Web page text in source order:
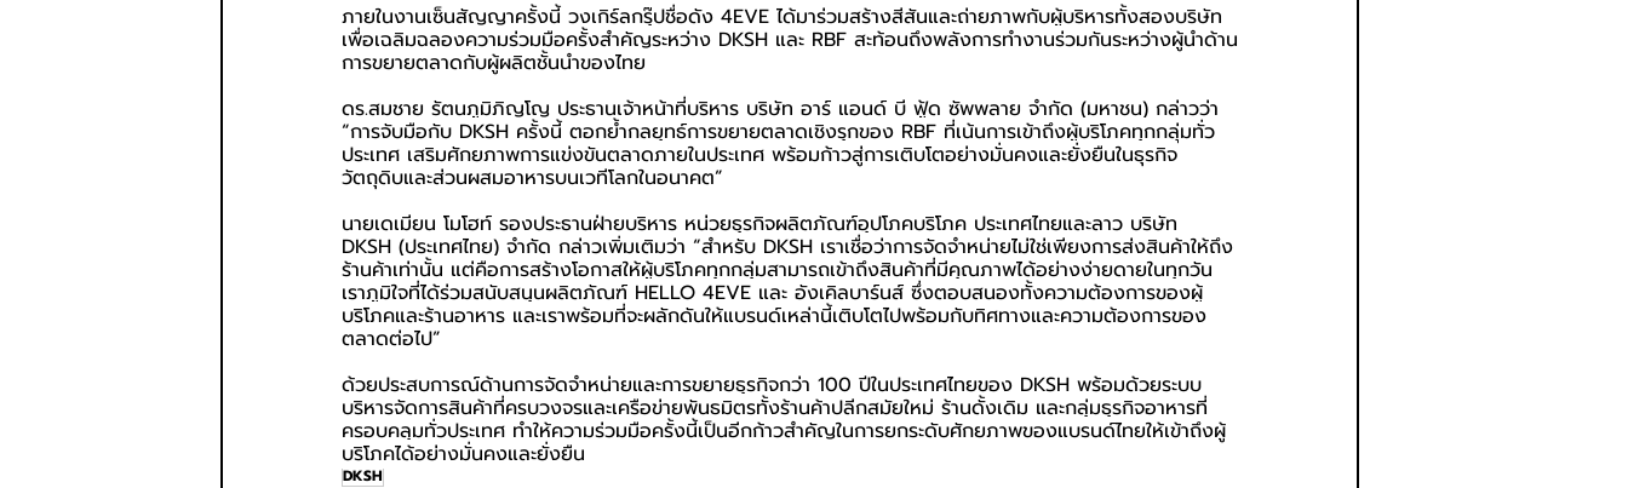
ภายในงานเซ็นสัญญาครั้งนี้ วงเกิร์ลกรุ๊ปชื่อดัง 4EVE ได้มาร่วมสร้างสีสันและถ่ายภาพกับผู้บริหารทั้งสองบริษัท
เพื่อเฉลิมฉลองความร่วมมือครั้งสำคัญระหว่าง DKSH และ RBF สะท้อนถึงพลังการทำงานร่วมกันระหว่างผู้นำด้าน
การขยายตลาดกับผู้ผลิตชั้นนำของไทย
ดร.สมชาย รัตนภูมิภิญโญ ประธานเจ้าหน้าที่บริหาร บริษัท อาร์ แอนด์ บี ฟู้ด ซัพพลาย จำกัด (มหาชน) กล่าวว่า
“การจับมือกับ DKSH ครั้งนี้ ตอกย้ำกลยุทธ์การขยายตลาดเชิงรุกของ RBF ที่เน้นการเข้าถึงผู้บริโภคทุกกลุ่มทั่ว
ประเทศ เสริมศักยภาพการแข่งขันตลาดภายในประเทศ พร้อมก้าวสู่การเติบโตอย่างมั่นคงและยั่งยืนในธุรกิจ
วัตถุดิบและส่วนผสมอาหารบนเวทีโลกในอนาคต”
นายเดเมียน โมโฮท์ รองประธานฝ่ายบริหาร หน่วยธุรกิจผลิตภัณฑ์อุปโภคบริโภค ประเทศไทยและลาว บริษัท
DKSH (ประเทศไทย) จำกัด กล่าวเพิ่มเติมว่า “สำหรับ DKSH เราเชื่อว่าการจัดจำหน่ายไม่ใช่เพียงการส่งสินค้าให้ถึง
ร้านค้าเท่านั้น แต่คือการสร้างโอกาสให้ผู้บริโภคทุกกลุ่มสามารถเข้าถึงสินค้าที่มีคุณภาพได้อย่างง่ายดายในทุกวัน
เราภูมิใจที่ได้ร่วมสนับสนุนผลิตภัณฑ์ HELLO 4EVE และ อังเคิลบาร์นส์ ซึ่งตอบสนองทั้งความต้องการของผู้
บริโภคและร้านอาหาร และเราพร้อมที่จะผลักดันให้แบรนด์เหล่านี้เติบโตไปพร้อมกับทิศทางและความต้องการของ
ตลาดต่อไป”
ด้วยประสบการณ์ด้านการจัดจำหน่ายและการขยายธุรกิจกว่า 100 ปีในประเทศไทยของ DKSH พร้อมด้วยระบบ
บริหารจัดการสินค้าที่ครบวงจรและเครือข่ายพันธมิตรทั้งร้านค้าปลีกสมัยใหม่ ร้านดั้งเดิม และกลุ่มธุรกิจอาหารที่
ครอบคลุมทั่วประเทศ ทำให้ความร่วมมือครั้งนี้เป็นอีกก้าวสำคัญในการยกระดับศักยภาพของแบรนด์ไทยให้เข้าถึงผู้
บริโภคได้อย่างมั่นคงและยั่งยืน
DKSH